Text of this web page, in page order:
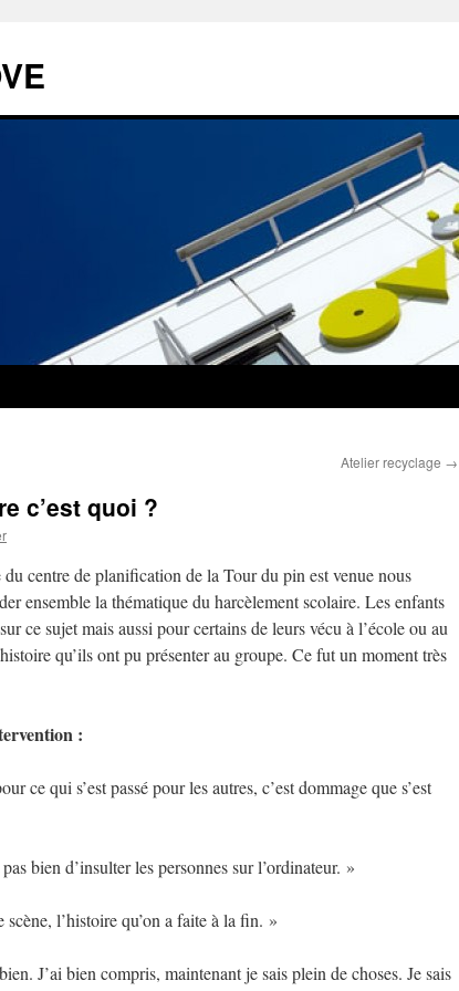
Atelier recyclage →
c’est quoi ?
centre de planification de la Tour du pin est venue nous
ensemble la thématique du harcèlement scolaire. Les enfants
ce sujet mais aussi pour certains de leurs vécu à l’école ou au
qu’ils ont pu présenter au groupe. Ce fut un moment très
:
ce qui s’est passé pour les autres, c’est dommage que s’est
bien d’insulter les personnes sur l’ordinateur. »
l’histoire qu’on a faite à la fin. »
J’ai bien compris, maintenant je sais plein de choses. Je sais